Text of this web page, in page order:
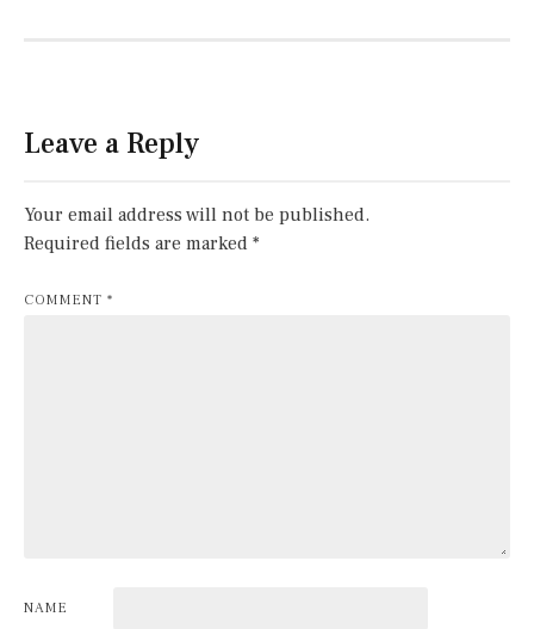
Leave a Reply
Your email address will not be published.
Required fields are marked *
COMMENT *
NAME